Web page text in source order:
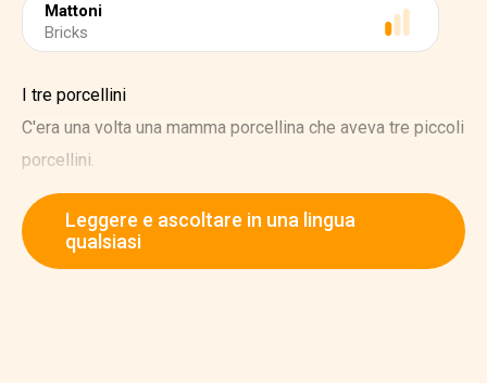
Mattoni
Bricks
I tre porcellini
C'era una volta una mamma porcellina che aveva tre piccoli
porcellini.
I tre porcellini erano cresciuti così tanto che la madre un
giorno disse loro, "Siete troppo grandi per vivere qui
ancora per molto. Dovreste andare e costruirvi una casa.
Leggere e ascoltare in una lingua
qualsiasi